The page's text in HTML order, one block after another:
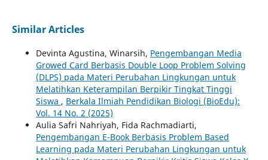
Similar Articles
Devinta Agustina, Winarsih, Pengembangan Media
Growed Card Berbasis Double Loop Problem Solving
(DLPS) pada Materi Perubahan Lingkungan untuk
Melatihkan Keterampilan Berpikir Tingkat Tinggi
Siswa , Berkala Ilmiah Pendidikan Biologi (BioEdu):
Vol. 14 No. 2 (2025)
Aulia Safri Nahriyah, Fida Rachmadiarti,
Pengembangan E-Book Berbasis Problem Based
Learning pada Materi Perubahan Lingkungan untuk